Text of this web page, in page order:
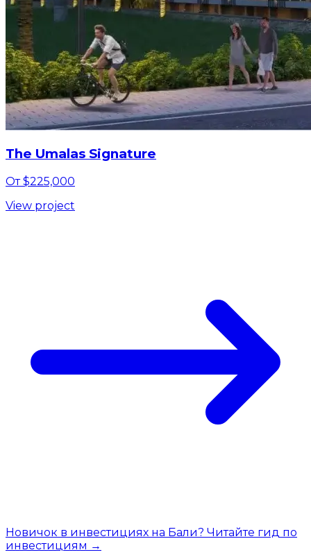
The Umalas Signature
От $225,000
View project
Новичок в инвестициях на Бали? Читайте гид по
инвестициям →